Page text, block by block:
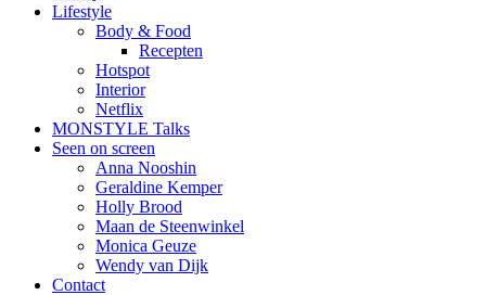
Lifestyle
Body & Food
Recepten
Hotspot
Interior
Netflix
MONSTYLE Talks
Seen on screen
Anna Nooshin
Geraldine Kemper
Holly Brood
Maan de Steenwinkel
Monica Geuze
Wendy van Dijk
Contact